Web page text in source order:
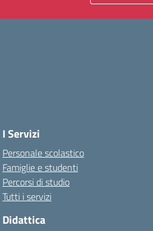
I Servizi
Personale scolastico
Famiglie e studenti
Percorsi di studio
Tutti i servizi
Didattica